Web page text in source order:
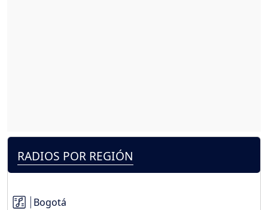
RADIOS POR REGIÓN
Bogotá